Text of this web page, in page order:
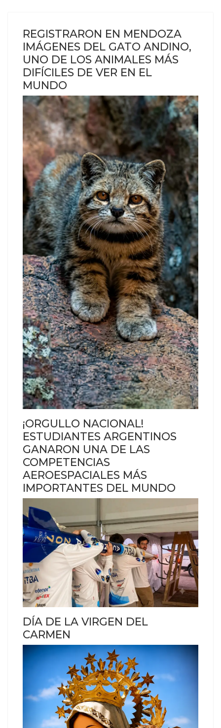
REGISTRARON EN MENDOZA
IMÁGENES DEL GATO ANDINO,
UNO DE LOS ANIMALES MÁS
DIFÍCILES DE VER EN EL
MUNDO
¡ORGULLO NACIONAL!
ESTUDIANTES ARGENTINOS
GANARON UNA DE LAS
COMPETENCIAS
AEROESPACIALES MÁS
IMPORTANTES DEL MUNDO
DÍA DE LA VIRGEN DEL
CARMEN